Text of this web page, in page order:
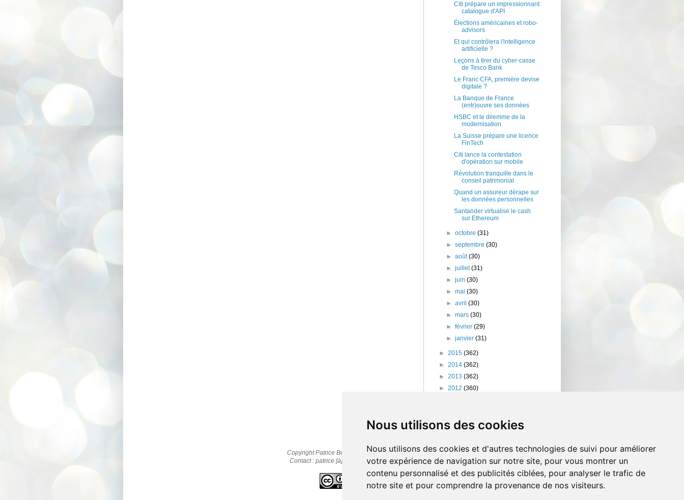
Nous utilisons des cookies
Nous utilisons des cookies et d'autres technologies de suivi pour améliorer
votre expérience de navigation sur notre site, pour vous montrer un
contenu personnalisé et des publicités ciblées, pour analyser le trafic de
notre site et pour comprendre la provenance de nos visiteurs.
Citi prépare un impressionnant
catalogue d'API
Élections américaines et robo-
advisors
Et qui contrôlera l'intelligence
artificielle ?
Leçons à tirer du cyber-casse
de Tesco Bank
Le Franc CFA, première devise
digitale ?
La Banque de France
(entr)ouvre ses données
HSBC et le dilemme de la
modernisation
La Suisse prépare une licence
FinTech
Citi lance la contestation
d'opération sur mobile
Révolution tranquille dans le
conseil patrimonial
Quand un assureur dérape sur
les données personnelles
Santander virtualise le cash
sur Ethereum
►octobre(31)
►septembre(30)
►août(30)
►juillet(31)
►juin(30)
►mai(30)
►avril(30)
►mars(30)
►février(29)
►janvier(31)
► 2015 (362)
► 2014 (362)
► 2013 (362)
► 2012 (360)
Copyright Patrice Bernard © 2010-2025
Contact : patrice [à] cestpasmonidee.fr